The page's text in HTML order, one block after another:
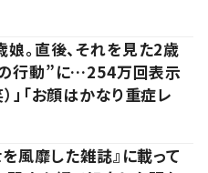
。直後、それを見た2歳
行動”に…254万回表示
」「お顔はかなり重症レ
風靡した雑誌』に載って